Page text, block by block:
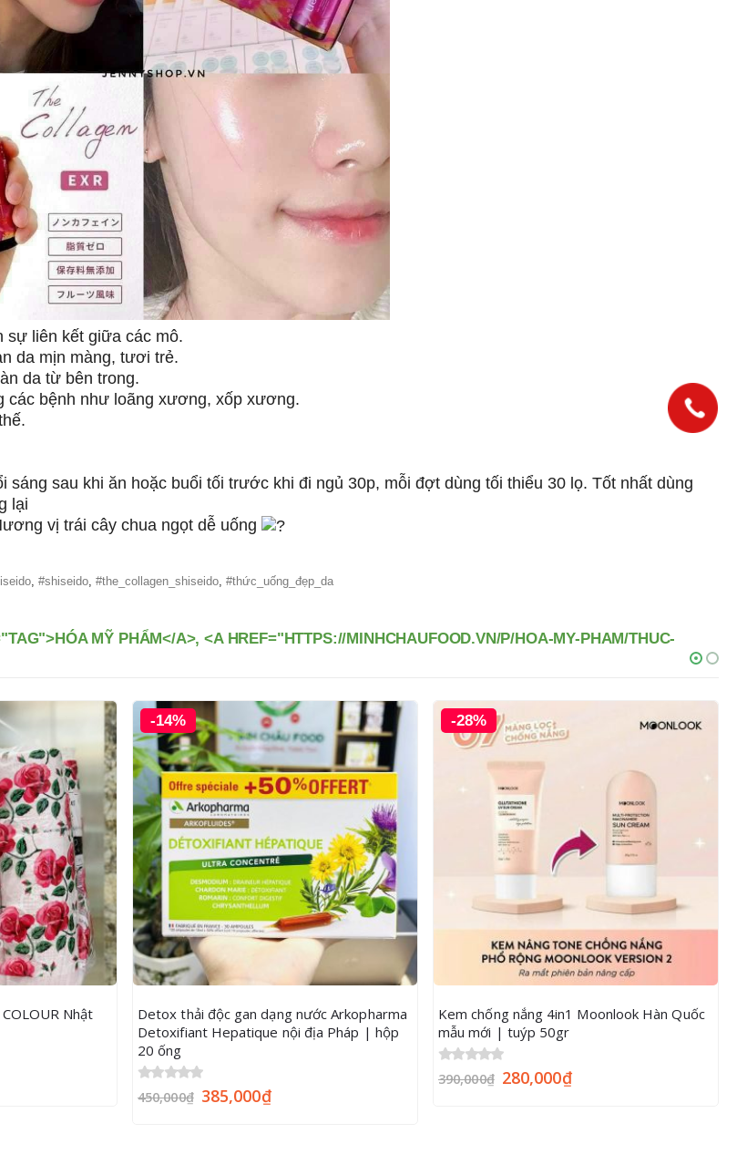
sự liên kết giữa các mô.
da mịn màng, tươi trẻ.
da từ bên trong.
các bệnh như loãng xương, xốp xương.
sau khi ăn hoặc buổi tối trước khi đi ngủ 30p, mỗi đợt dùng tối thiểu 30 lọ. Tốt nhất dùng
lại
vị trái cây chua ngọt dễ uống
, #shiseido, #the_collagen_shiseido, #thức_uống_đẹp_da
MỸ PHẨM</A>, <A HREF="HTTPS://MINHCHAUFOOD.VN/P/HOA-MY-PHAM/THUC-
Nhật
-14%
Detox thải độc gan dạng nước Arkopharma
Detoxifiant Hepatique nội địa Pháp | hộp
20 ống
0out of 5
450,000₫ 385,000₫
-28%
Kem chống nắng 4in1 Moonlook Hàn Quốc
mẫu mới | tuýp 50gr
0out of 5
390,000₫ 280,000₫